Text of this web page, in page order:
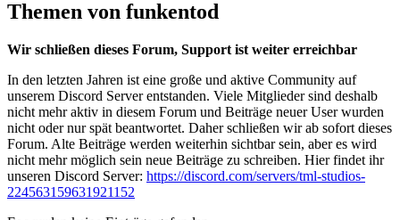
Themen von funkentod
Wir schließen dieses Forum, Support ist weiter erreichbar
In den letzten Jahren ist eine große und aktive Community auf
unserem Discord Server entstanden. Viele Mitglieder sind deshalb
nicht mehr aktiv in diesem Forum und Beiträge neuer User wurden
nicht oder nur spät beantwortet. Daher schließen wir ab sofort dieses
Forum. Alte Beiträge werden weiterhin sichtbar sein, aber es wird
nicht mehr möglich sein neue Beiträge zu schreiben. Hier findet ihr
unseren Discord Server: https://discord.com/servers/tml-studios-
224563159631921152